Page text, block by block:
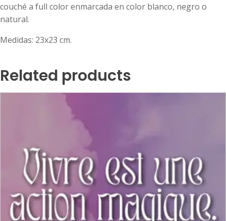
couché a full color enmarcada en color blanco, negro o
natural.
Medidas: 23x23 cm.
Related products